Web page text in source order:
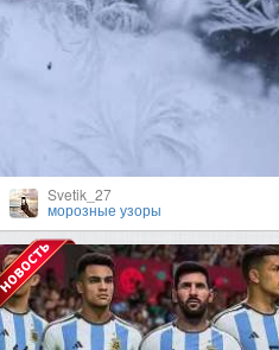
Svetik_27
морозные узоры